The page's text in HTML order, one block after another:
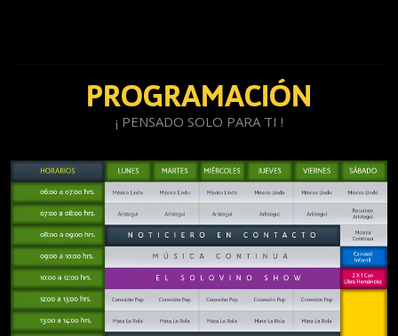
PROGRAMACIÓN
¡ PENSADO SOLO PARA TI !